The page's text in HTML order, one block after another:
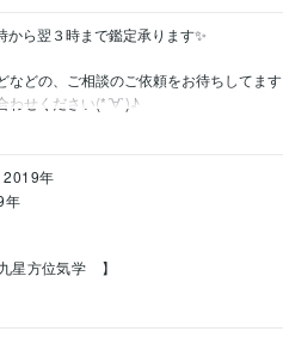
ら翌３時まで鑑定承ります✨
どの、ご相談のご依頼をお待ちしてます
わせください(*´∀`)♪
2019年
年
星方位気学　】